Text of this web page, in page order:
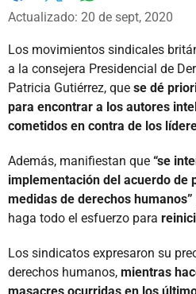
Facebook
X
Actualizado: 20 de sept, 2020
Los movimientos sindicales
a la consejera Presidencial de
Patricia Gutiérrez, que se dé
para encontrar a los autores
cometidos en contra de los
Además, manifiestan que “se
implementación del acuerdo de
medidas de derechos humanos”
haga todo el esfuerzo para
Los sindicatos expresaron su
derechos humanos, mientras
masacres ocurridas en los